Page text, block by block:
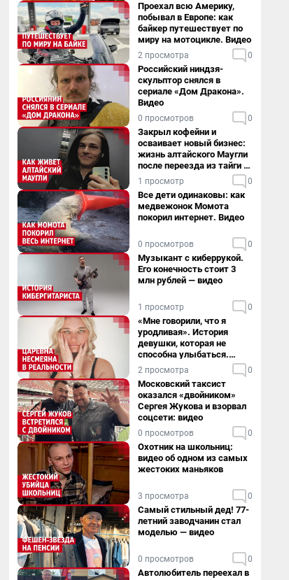
Проехал всю Америку,
побывал в Европе: как
байкер путешествует по
миру на мотоцикле. Видео
2 просмотра 0
Российский ниндзя-
скульптор снялся в
сериале «Дом Дракона».
Видео
0 просмотров 0
Закрыл кофейни и
осваивает новый бизнес:
жизнь алтайского Маугли
после переезда из тайги в
столицу
1 просмотр 0
Все дети одинаковы: как
медвежонок Момота
покорил интернет. Видео
0 просмотров 0
Музыкант с киберрукой.
Его конечность стоит 3
млн рублей — видео
1 просмотр 0
«Мне говорили, что я
уродливая». История
девушки, которая не
способна улыбаться.
Видео
2 просмотра 0
Московский таксист
оказался «двойником»
Сергея Жукова и взорвал
соцсети: видео
0 просмотров 0
Охотник на школьниц:
видео об одном из самых
жестоких маньяков
3 просмотра 0
Самый стильный дед! 77-
летний заводчанин стал
моделью — видео
0 просмотров 0
Автолюбитель переехал в